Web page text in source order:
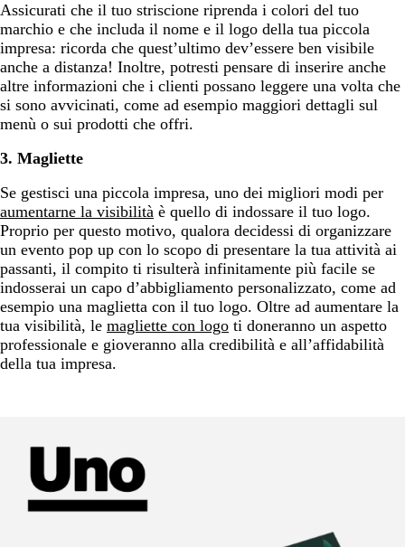
Assicurati che il tuo striscione riprenda i colori del tuo
marchio e che includa il nome e il logo della tua piccola
impresa: ricorda che quest’ultimo dev’essere ben visibile
anche a distanza! Inoltre, potresti pensare di inserire anche
altre informazioni che i clienti possano leggere una volta che
si sono avvicinati, come ad esempio maggiori dettagli sul
menù o sui prodotti che offri.
3. Magliette
Se gestisci una piccola impresa, uno dei migliori modi per
aumentarne la visibilità è quello di indossare il tuo logo.
Proprio per questo motivo, qualora decidessi di organizzare
un evento pop up con lo scopo di presentare la tua attività ai
passanti, il compito ti risulterà infinitamente più facile se
indosserai un capo d’abbigliamento personalizzato, come ad
esempio una maglietta con il tuo logo. Oltre ad aumentare la
tua visibilità, le magliette con logo ti doneranno un aspetto
professionale e gioveranno alla credibilità e all’affidabilità
della tua impresa.